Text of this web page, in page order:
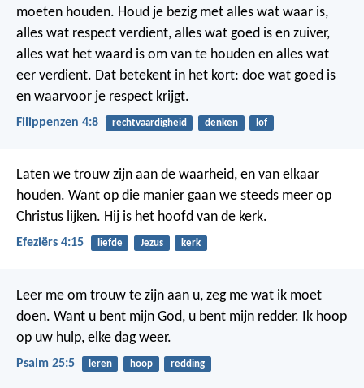
moeten houden. Houd je bezig met alles wat waar is,
alles wat respect verdient, alles wat goed is en zuiver,
alles wat het waard is om van te houden en alles wat
eer verdient. Dat betekent in het kort: doe wat goed is
en waarvoor je respect krijgt.
Filippenzen 4:8 rechtvaardigheid denken lof
Laten we trouw zijn aan de waarheid, en van elkaar
houden. Want op die manier gaan we steeds meer op
Christus lijken. Hij is het hoofd van de kerk.
Efeziërs 4:15 liefde Jezus kerk
Leer me om trouw te zijn aan u, zeg me wat ik moet
doen. Want u bent mijn God, u bent mijn redder. Ik hoop
op uw hulp, elke dag weer.
Psalm 25:5 leren hoop redding